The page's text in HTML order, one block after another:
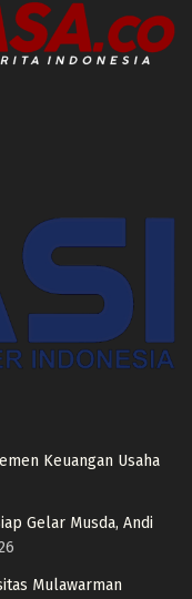
Keuangan Usaha
Gelar Musda, Andi
Mulawarman